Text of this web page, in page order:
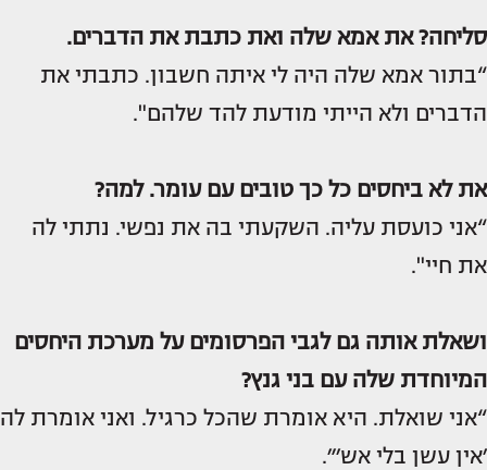
סליחה? את אמא שלה ואת כתבת את הדברים.
“בתור אמא שלה היה לי איתה חשבון. כתבתי את
הדברים ולא הייתי מודעת להד שלהם".
את לא ביחסים כל כך טובים עם עומר. למה?
“אני כועסת עליה. השקעתי בה את נפשי. נתתי לה
את חיי".
ושאלת אותה גם לגבי הפרסומים על מערכת היחסים
המיוחדת שלה עם בני גנץ?
“אני שואלת. היא אומרת שהכל כרגיל. ואני אומרת לה
׳אין עשן בלי אש׳״.